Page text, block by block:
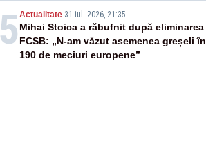
5 Actualitate-31 iul. 2026, 21:35
Mihai Stoica a răbufnit după eliminarea
FCSB: „N-am văzut asemenea greșeli în
190 de meciuri europene”